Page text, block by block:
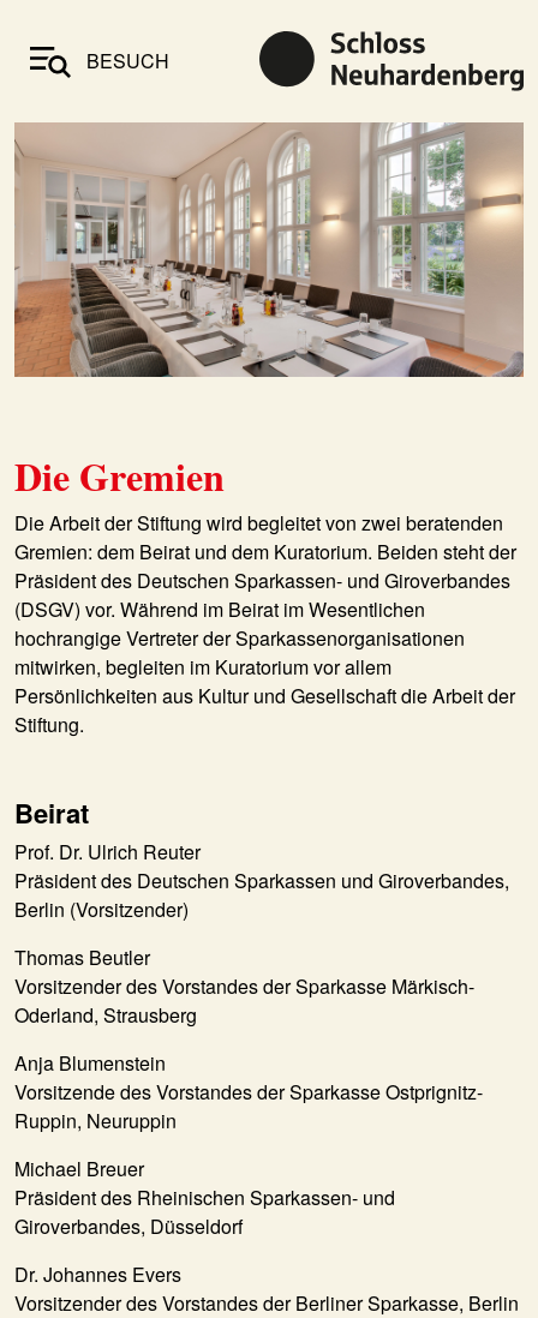
BESUCH
Die Gremien
Die Arbeit der Stiftung wird begleitet von zwei beratenden
Gremien: dem Beirat und dem Kuratorium. Beiden steht der
Präsident des Deutschen Sparkassen- und Giroverbandes
(DSGV) vor. Während im Beirat im Wesentlichen
hochrangige Vertreter der Sparkassenorganisationen
mitwirken, begleiten im Kuratorium vor allem
Persönlichkeiten aus Kultur und Gesellschaft die Arbeit der
Stiftung.
Beirat
Prof. Dr. Ulrich Reuter
Präsident des Deutschen Sparkassen und Giroverbandes,
Berlin (Vorsitzender)
Thomas Beutler
Vorsitzender des Vorstandes der Sparkasse Märkisch-
Oderland, Strausberg
Anja Blumenstein
Vorsitzende des Vorstandes der Sparkasse Ostprignitz-
Ruppin, Neuruppin
Michael Breuer
Präsident des Rheinischen Sparkassen- und
Giroverbandes, Düsseldorf
Dr. Johannes Evers
Vorsitzender des Vorstandes der Berliner Sparkasse, Berlin